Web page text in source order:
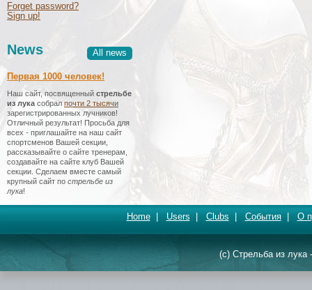
Forget password?
Sign up!
All news
News
Первая 1000 человек!
Наш сайт, посвященный стрельбе
из лука собрал почти 2 тысячи
зарегистрированных лучников!
Отличный результат! Просьба для
всех - приглашайте на наш сайт
спортсменов Вашей секции,
рассказывайте о сайте тренерам,
создавайте на сайте клуб Вашей
секции. Сделаем вместе самый
крупный сайт по стрельбе из
лука!
Home| Users Clubs События| О
(c) Стрельба из лука